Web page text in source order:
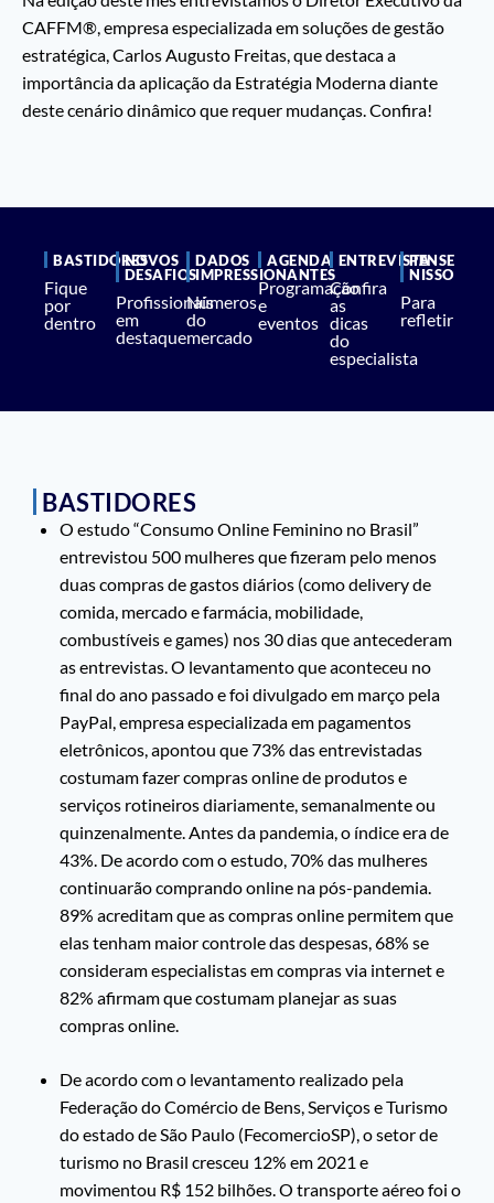
CAFFM®, empresa especializada em soluções de gestão
estratégica, Carlos Augusto Freitas, que destaca a
importância da aplicação da Estratégia Moderna diante
deste cenário dinâmico que requer mudanças. Confira!
BASTIDORES
Fique
por
dentro
NOVOS
DESAFIOS
Profissionais
em
destaque
DADOS
IMPRESSIONANTES
Números
do
mercado
AGENDA
Programação
e
eventos
ENTREVISTA
Confira
as
dicas
do
especialista
PENSE
NISSO
Para
refletir
BASTIDORES
O estudo “Consumo Online Feminino no Brasil”
entrevistou 500 mulheres que fizeram pelo menos
duas compras de gastos diários (como delivery de
comida, mercado e farmácia, mobilidade,
combustíveis e games) nos 30 dias que antecederam
as entrevistas. O levantamento que aconteceu no
final do ano passado e foi divulgado em março pela
PayPal, empresa especializada em pagamentos
eletrônicos, apontou que 73% das entrevistadas
costumam fazer compras online de produtos e
serviços rotineiros diariamente, semanalmente ou
quinzenalmente. Antes da pandemia, o índice era de
43%. De acordo com o estudo, 70% das mulheres
continuarão comprando online na pós-pandemia.
89% acreditam que as compras online permitem que
elas tenham maior controle das despesas, 68% se
consideram especialistas em compras via internet e
82% afirmam que costumam planejar as suas
compras online.
De acordo com o levantamento realizado pela
Federação do Comércio de Bens, Serviços e Turismo
do estado de São Paulo (FecomercioSP), o setor de
turismo no Brasil cresceu 12% em 2021 e
movimentou R$ 152 bilhões. O transporte aéreo foi o